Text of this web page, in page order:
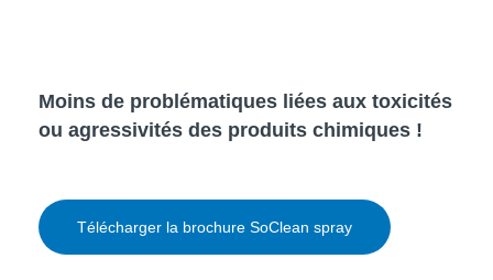
Moins de problématiques liées aux toxicités
ou agressivités des produits chimiques !
Télécharger la brochure SoClean spray